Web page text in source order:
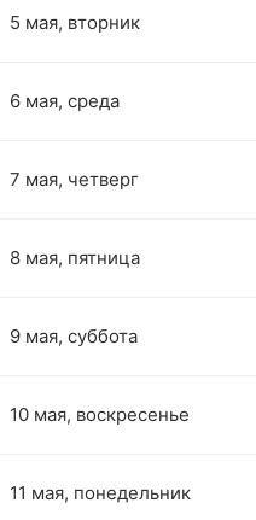
5 мая, вторник
6 мая, среда
7 мая, четверг
8 мая, пятница
9 мая, суббота
10 мая, воскресенье
11 мая, понедельник